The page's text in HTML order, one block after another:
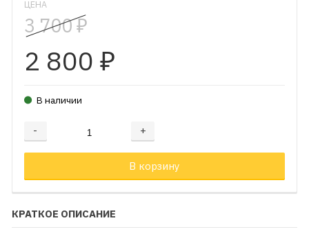
ЦЕНА
3 700₽
2 800 ₽
В наличии
- +
Добавляется...
В корзину
Добавлен
КРАТКОЕ ОПИСАНИЕ